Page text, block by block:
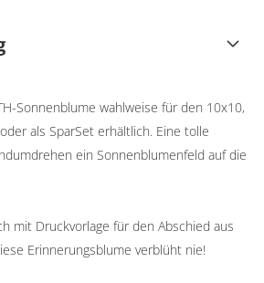
Sonnenblume wahlweise für den 10x10,
als SparSet erhältlich. Eine tolle
ein Sonnenblumenfeld auf die
mit Druckvorlage für den Abschied aus
Erinnerungsblume verblüht nie!